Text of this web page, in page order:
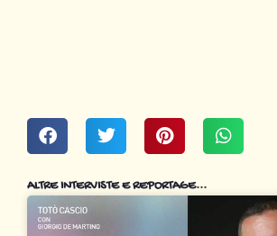
ALTRE INTERVISTE E REPORTAGE...